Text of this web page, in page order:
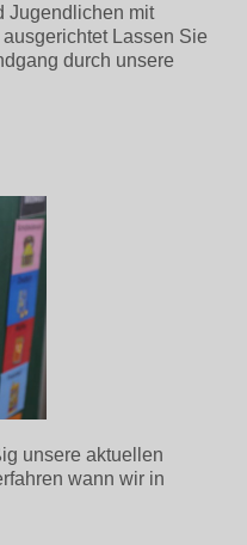
Jugendlichen mit
Lassen Sie
durch unsere
unsere aktuellen
wann wir in